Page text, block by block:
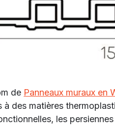
de Panneaux muraux en
des matières
les